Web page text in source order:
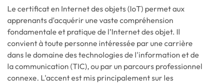
Le certificat en Internet des objets (IoT) permet aux
apprenants d'acquérir une vaste compréhension
fondamentale et pratique de l’Internet des objet. Il
convient à toute personne intéressée par une carrière
dans le domaine des technologies de l'information et de
la communication (TIC), ou par un parcours professionnel
connexe. L'accent est mis principalement sur les